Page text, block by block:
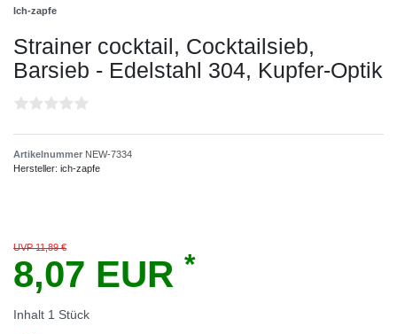
Ich-zapfe
Strainer cocktail, Cocktailsieb,
Barsieb - Edelstahl 304, Kupfer-Optik
Artikelnummer NEW-7334
Hersteller: ich-zapfe
UVP 11,89 €
8,07 EUR *
Inhalt 1 Stück